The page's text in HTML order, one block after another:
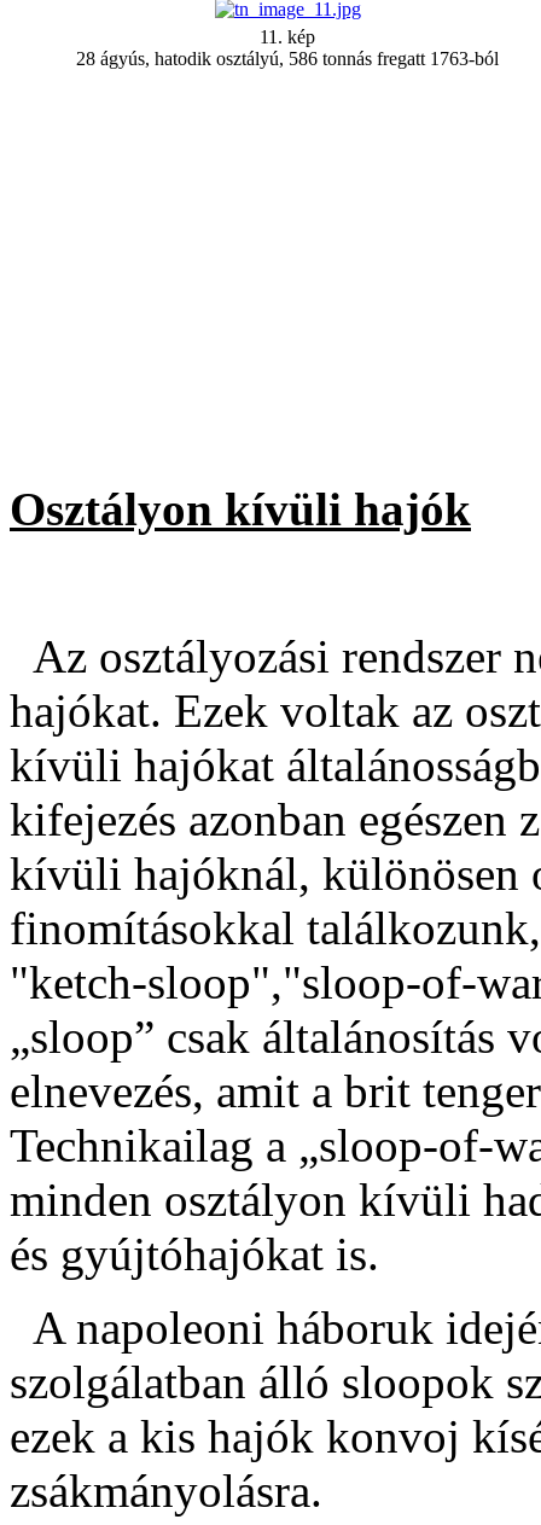
11. kép
28 ágyús, hatodik osztályú, 586 tonnás fregatt 1763-ból
Osztályon kívüli hajók
Az osztályozási rendszer
hajókat. Ezek voltak az
kívüli hajókat
kifejezés azonban egészen
kívüli hajóknál, különösen
finomításokkal
"ketch-sloop","sloop-of-
„sloop” csak általánosítás
elnevezés, amit a brit
Technikailag a „sloop-of-
minden osztályon kívüli
és gyújtóhajókat is.
A napoleoni háboruk
szolgálatban álló sloopok
ezek a kis hajók konvoj
zsákmányolásra.